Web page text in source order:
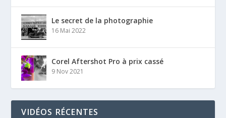
Le secret de la photographie
16 Mai 2022
Corel Aftershot Pro à prix cassé
9 Nov 2021
VIDÉOS RÉCENTES